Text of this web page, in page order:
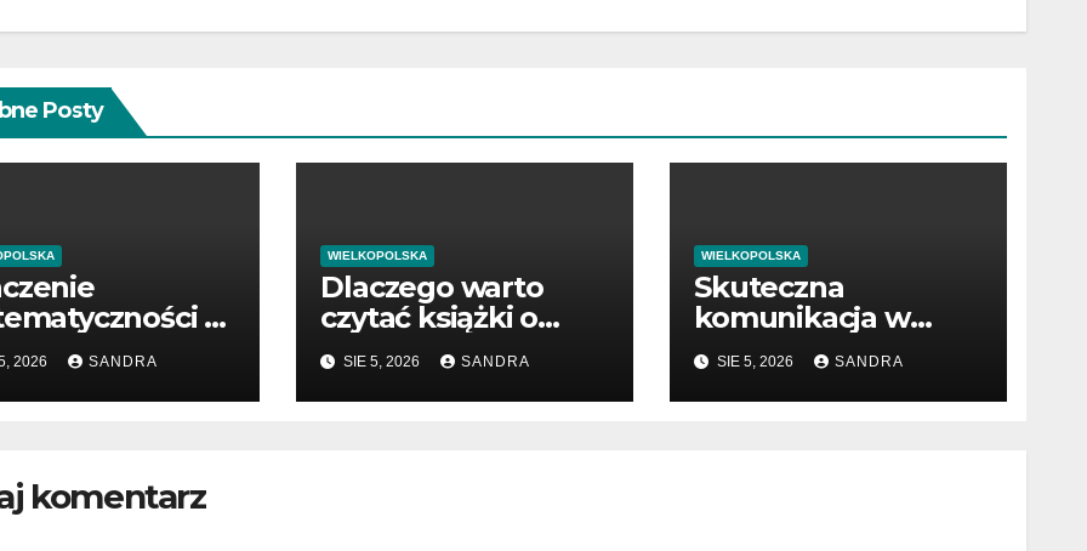
Posty
w
sukcesu
2026 SANDRA
WIELKOPOLSKA
Dlaczego warto
czytać książki o
zdrowiu
SIE 5, 2026 SANDRA
WIELKOPOLSKA
Skuteczna
komunikacja w
pracy i biznesie
SIE 5, 2026 SANDRA
komentarz